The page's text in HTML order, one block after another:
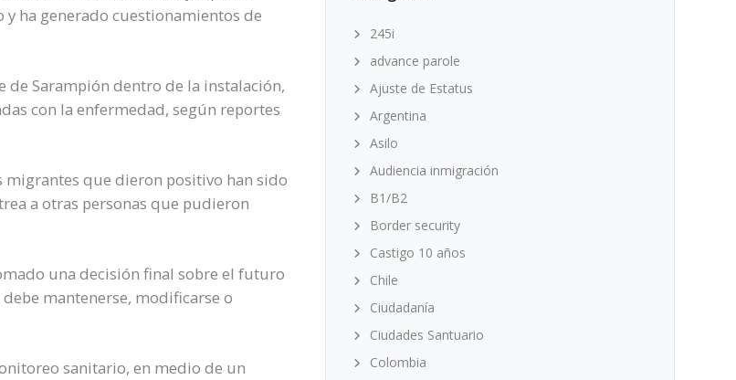
ha generado cuestionamientos de
de Sarampión dentro de la instalación,
con la enfermedad, según reportes
que dieron positivo han sido
a otras personas que pudieron
una decisión final sobre el futuro
mantenerse, modificarse o
sanitario, en medio de un
245i
advance parole
Ajuste de Estatus
Argentina
Asilo
Audiencia inmigración
B1/B2
Border security
Castigo 10 años
Chile
Ciudadanía
Ciudades Santuario
Colombia